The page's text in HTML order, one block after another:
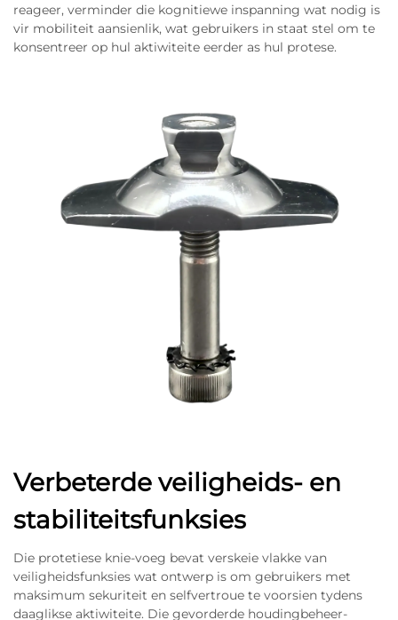
reageer, verminder die kognitiewe inspanning wat nodig is
vir mobiliteit aansienlik, wat gebruikers in staat stel om te
konsentreer op hul aktiwiteite eerder as hul protese.
Verbeterde veiligheids- en
stabiliteitsfunksies
Die protetiese knie-voeg bevat verskeie vlakke van
veiligheidsfunksies wat ontwerp is om gebruikers met
maksimum sekuriteit en selfvertroue te voorsien tydens
daaglikse aktiwiteite. Die gevorderde houdingbeheer-